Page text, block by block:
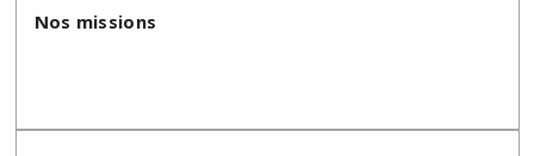
Nos missions